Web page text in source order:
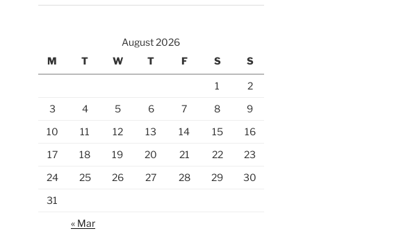
August 2026
M
T W T F S S
1
2
3
4 5 6 7 8
9
10
11 12 13 14 15
16
17
18 19 20 21 22
23
24
25 26 27 28 29
30
31
« Mar